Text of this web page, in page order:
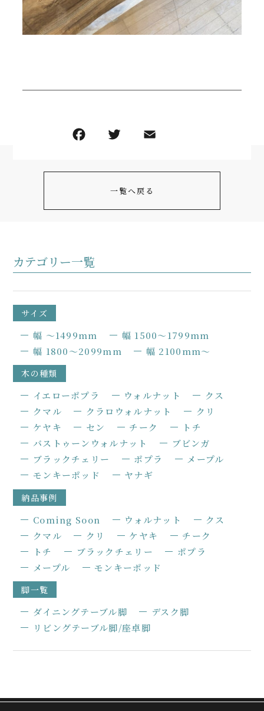
一覧へ戻る
カテゴリー一覧
サイズ
幅 〜1499mm
幅 1500〜1799mm
幅 1800〜2099mm
幅 2100mm〜
木の種類
イエローポプラ ウォルナット
クス
クマル
クラロウォルナット
クリ
ケヤキ
セン チーク
トチ
バストゥーンウォルナット
ブビンガ
ブラックチェリー
ポプラ
メープル
モンキーポッド
ヤナギ
納品事例
Coming Soon ウォルナット
クス
クマル
クリ ケヤキ
チーク
トチ
ブラックチェリー
ポプラ
メープル
モンキーポッド
脚一覧
ダイニングテーブル脚
デスク脚
リビングテーブル脚/座卓脚